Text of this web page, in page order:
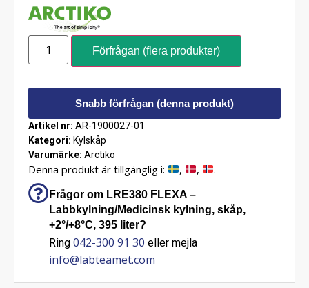
Förfrågan (flera produkter)
Snabb förfrågan (denna produkt)
Artikel nr: AR-1900027-01
Kategori: Kylskåp
Varumärke: Arctiko
Denna produkt är tillgänglig i: , , .
Frågor om LRE380 FLEXA –
Labbkylning/Medicinsk kylning, skåp,
+2°/+8°C, 395 liter?
Ring 042-300 91 30 eller mejla
info@labteamet.com